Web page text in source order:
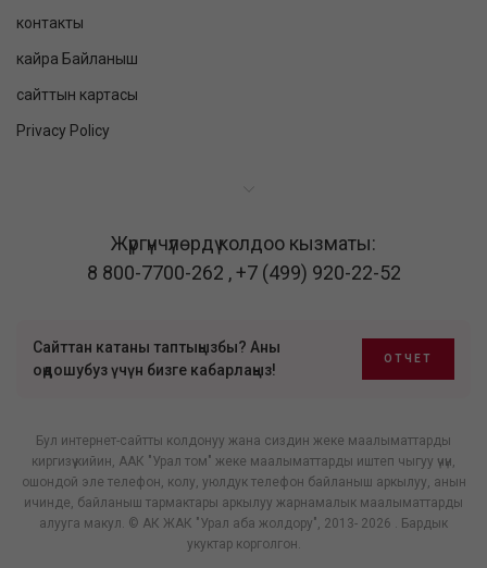
контакты
кайра Байланыш
сайттын картасы
Privacy Policy
Жүргүнчүлөрдү колдоо кызматы:
8 800-7700-262 ,+7 (499) 920-22-52
Сайттан катаны таптыңызбы? Аны
оңдошубуз үчүн бизге кабарлаңыз!
ОТЧЕТ
Бул интернет-сайтты колдонуу жана сиздин жеке маалыматтарды
киргизүү кийин, ААК "Урал том" жеке маалыматтарды иштеп чыгуу үчүн,
ошондой эле телефон, колу, уюлдук телефон байланыш аркылуу, анын
ичинде, байланыш тармактары аркылуу жарнамалык маалыматтарды
алууга макул. © АК ЖАК "Урал аба жолдору", 2013- 2026 . Бардык
укуктар корголгон.